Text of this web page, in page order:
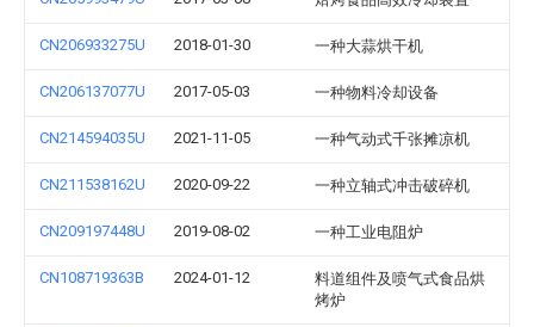
CN206933275U 2018-01-30 一种大蒜烘干机
CN206137077U 2017-05-03 一种物料冷却设备
CN214594035U 2021-11-05 一种气动式千张摊凉机
CN211538162U 2020-09-22 一种立轴式冲击破碎机
CN209197448U 2019-08-02 一种工业电阻炉
CN108719363B 2024-01-12
料道组件及喷气式食品烘
烤炉